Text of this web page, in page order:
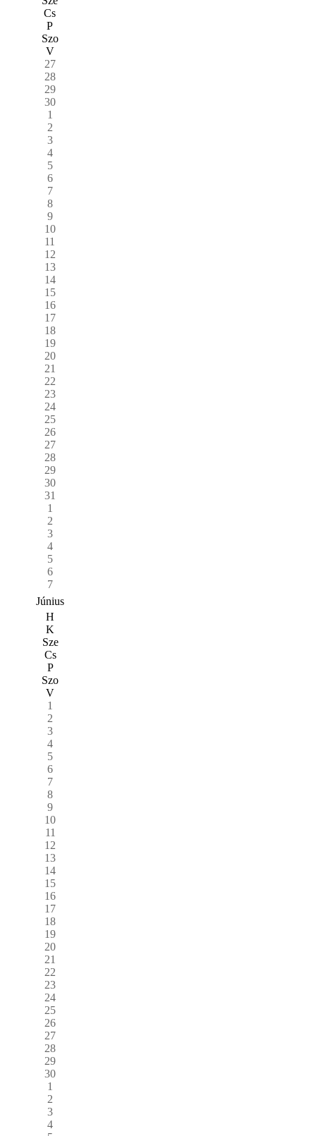
Cs
P
Szo
V
27
28
29
30
1
2
3
4
5
6
7
8
9
10
11
12
13
14
15
16
17
18
19
20
21
22
23
24
25
26
27
28
29
30
31
1
2
3
4
5
6
7
Június
H
K
Sze
Cs
P
Szo
V
1
2
3
4
5
6
7
8
9
10
11
12
13
14
15
16
17
18
19
20
21
22
23
24
25
26
27
28
29
30
1
2
3
4